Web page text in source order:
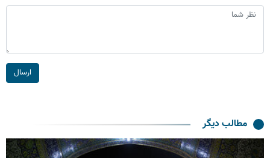
ارسال
مطالب دیگر